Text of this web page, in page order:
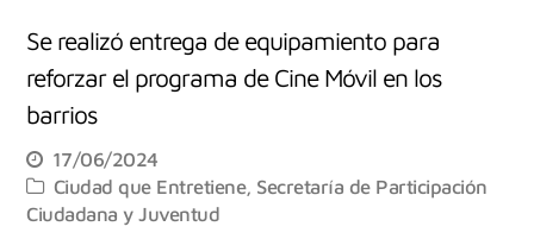
Se realizó entrega de equipamiento para
reforzar el programa de Cine Móvil en los
barrios
17/06/2024
Ciudad que Entretiene, Secretaría de Participación
Ciudadana y Juventud